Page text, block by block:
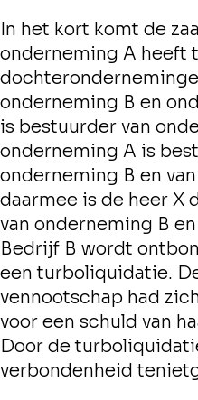
In het kort komt de
onderneming A heeft
onderneming B en
is bestuurder van
onderneming A is
onderneming B en
daarmee is de heer X
van onderneming B
Bedrijf B wordt
een turboliquidatie.
vennootschap had
voor een schuld van
Door de
verbondenheid